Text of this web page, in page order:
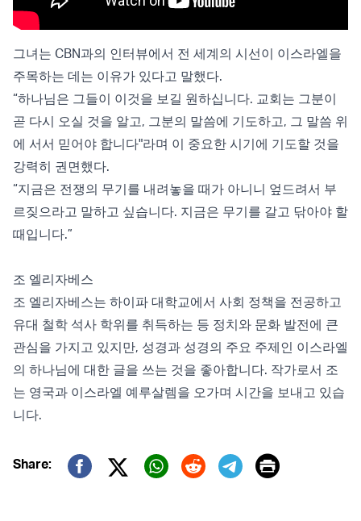
그녀는 CBN과의 인터뷰에서 전 세계의 시선이 이스라엘을
주목하는 데는 이유가 있다고 말했다.
“하나님은 그들이 이것을 보길 원하십니다. 교회는 그분이
곧 다시 오실 것을 알고, 그분의 말씀에 기도하고, 그 말씀 위
에 서서 믿어야 합니다"라며 이 중요한 시기에 기도할 것을
강력히 권면했다.
“지금은 전쟁의 무기를 내려놓을 때가 아니니 엎드려서 부
르짖으라고 말하고 싶습니다. 지금은 무기를 갈고 닦아야 할
때입니다.”
조 엘리자베스
조 엘리자베스는 하이파 대학교에서 사회 정책을 전공하고
유대 철학 석사 학위를 취득하는 등 정치와 문화 발전에 큰
관심을 가지고 있지만, 성경과 성경의 주요 주제인 이스라엘
의 하나님에 대한 글을 쓰는 것을 좋아합니다. 작가로서 조
는 영국과 이스라엘 예루살렘을 오가며 시간을 보내고 있습
니다.
Share:
Twitter (X)
Print